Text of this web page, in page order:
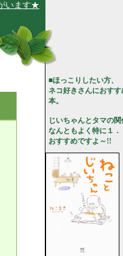
■ほっこりしたい方、
ネコ好きさんにおすす
本。
じいちゃんとタマの関
なんともよく特に１．
おすすめですよ～!!